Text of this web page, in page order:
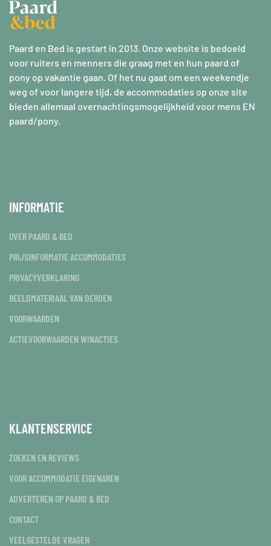
Paard en Bed is gestart in 2013. Onze website is bedoeld
voor ruiters en menners die graag met en hun paard of
pony op vakantie gaan. Of het nu gaat om een weekendje
weg of voor langere tijd, de accommodaties op onze site
bieden allemaal overnachtingsmogelijkheid voor mens EN
paard/pony.
INFORMATIE
OVER PAARD & BED
PRIJSINFORMATIE ACCOMMODATIES
PRIVACYVERKLARING
BEELDMATERIAAL VAN DERDEN
VOORWAARDEN
ACTIEVOORWAARDEN WINACTIES
KLANTENSERVICE
ZOEKEN EN REVIEWS
VOOR ACCOMMODATIE EIGENAREN
ADVERTEREN OP PAARD & BED
CONTACT
VEELGESTELDE VRAGEN